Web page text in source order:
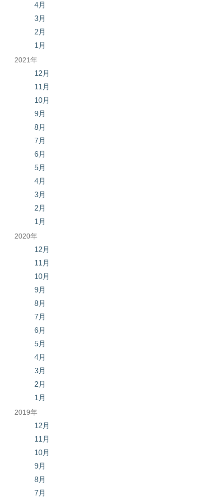
4月
3月
2月
1月
2021年
12月
11月
10月
9月
8月
7月
6月
5月
4月
3月
2月
1月
2020年
12月
11月
10月
9月
8月
7月
6月
5月
4月
3月
2月
1月
2019年
12月
11月
10月
9月
8月
7月